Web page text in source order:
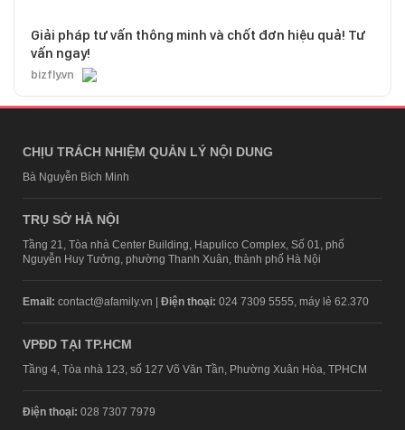
Giải pháp tư vấn thông minh và chốt đơn hiệu quả! Tư
vấn ngay!
bizfly.vn
CHỊU TRÁCH NHIỆM QUẢN LÝ NỘI DUNG
Bà Nguyễn Bích Minh
TRỤ SỞ HÀ NỘI
Tầng 21, Tòa nhà Center Building, Hapulico Complex, Số 01, phố
Nguyễn Huy Tưởng, phường Thanh Xuân, thành phố Hà Nội
Email: contact@afamily.vn | Điện thoại: 024 7309 5555, máy lẻ 62.370
VPĐD TẠI TP.HCM
Tầng 4, Tòa nhà 123, số 127 Võ Văn Tần, Phường Xuân Hòa, TPHCM
Điện thoại: 028 7307 7979